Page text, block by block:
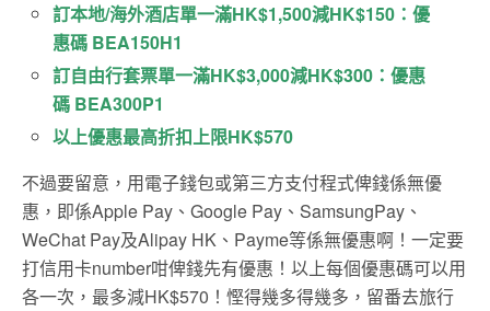
訂本地/海外酒店單一滿HK$1,500減HK$150：優
惠碼 BEA150H1
訂自由行套票單一滿HK$3,000減HK$300：優惠
碼 BEA300P1
以上優惠最高折扣上限HK$570
不過要留意，用電子錢包或第三方支付程式俾錢係無優
惠，即係Apple Pay、Google Pay、SamsungPay、
WeChat Pay及Alipay HK、Payme等係無優惠啊！一定要
打信用卡number咁俾錢先有優惠！以上每個優惠碼可以用
各一次，最多減HK$570！慳得幾多得幾多，留番去旅行